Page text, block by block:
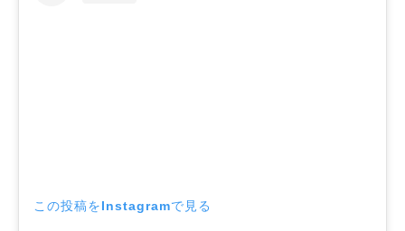
この投稿をInstagramで見る